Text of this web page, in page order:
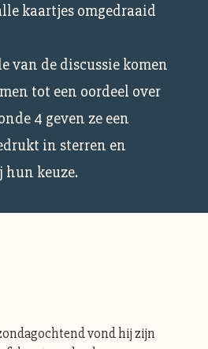
kaartjes omgedraaid
van de discussie komen
tot een oordeel over
4 geven ze een
in sterren en
hun keuze.
vond hij zijn